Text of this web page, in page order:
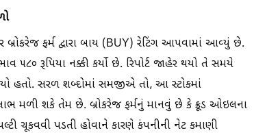
ફર્મ દ્વારા બાય (BUY) રેટિંગ આપવામાં આવ્યું છે.
૫૮૦ રૂપિયા નક્કી કર્યો છે. રિપોર્ટ જાહેર થયો તે સમયે
હતો. સરળ શબ્દોમાં સમજીએ તો, આ સ્ટોકમાં
મળી શકે તેમ છે. બ્રોકરેજ ફર્મનું માનવું છે કે ક્રૂડ ઓઇલના
ચૂકવવી પડતી હોવાને કારણે કંપનીની નેટ કમાણી